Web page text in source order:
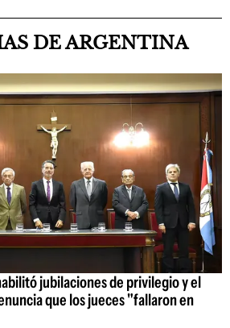
DE ARGENTINA
jubilaciones de privilegio y el
que los jueces "fallaron en